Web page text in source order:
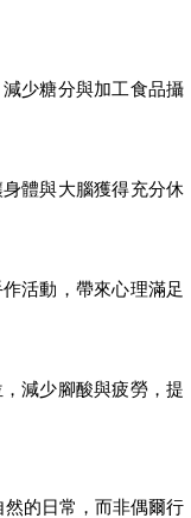
少糖分與加工食品攝
體與大腦獲得充分休
活動，帶來心理滿足
減少腳酸與疲勞，提
的日常，而非偶爾行